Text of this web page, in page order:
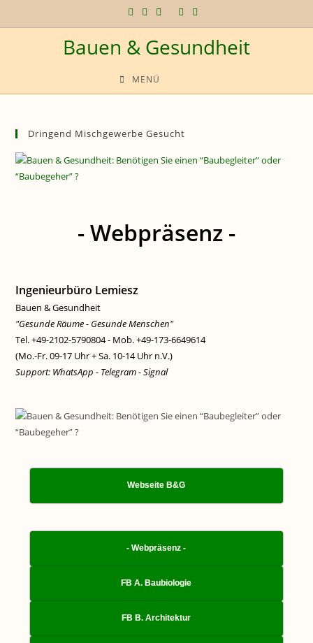
Inhalt
Bauen & Gesundheit
MENÜ
Dringend Mischgewerbe Gesucht
- Webpräsenz -
Ingenieurbüro Lemiesz
Bauen & Gesundheit
"Gesunde Räume - Gesunde Menschen"
Tel. +49-2102-5790804 - Mob. +49-173-6649614
(Mo.-Fr. 09-17 Uhr + Sa. 10-14 Uhr n.V.)
Support: WhatsApp - Telegram - Signal
Webseite B&G
- Webpräsenz -
FB A. Baubiologie
FB B. Architektur